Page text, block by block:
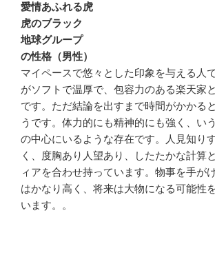
愛情あふれる虎
虎のブラック
地球グループ
の性格（男性）
マイペースで悠々とした印象を与える人
がソフトで温厚で、包容力のある楽天家
です。ただ結論を出すまで時間がかかる
うです。体力的にも精神的にも強く、い
の中心にいるような存在です。人見知り
く、度胸あり人望あり、したたかな計算
ィアを合わせ持っています。物事を手が
はかなり高く、将来は大物になる可能性
います。。